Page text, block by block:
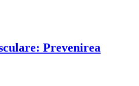
Prevenirea